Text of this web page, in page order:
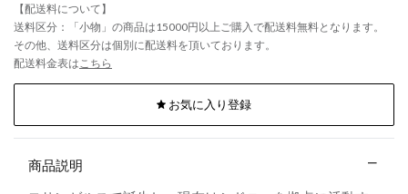
【配送料について】
送料区分：「小物」の商品は15000円以上ご購入で配送料無料となります。
その他、送料区分は個別に配送料を頂いております。
配送料金表は こちら
お気に入り登録
商品説明